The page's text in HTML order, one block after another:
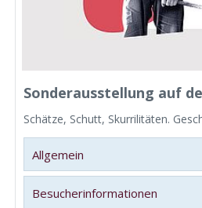
Sonderausstellung auf
Schätze, Schutt, Skurrilitäten.
Allgemein
Besucherinformationen